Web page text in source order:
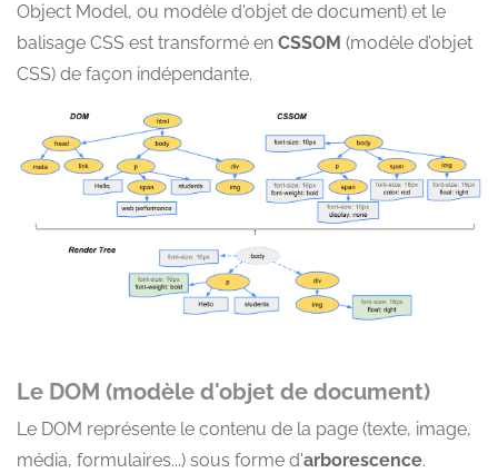
Object Model, ou modèle d'objet de document) et le
balisage CSS est transformé en CSSOM (modèle d’objet
CSS) de façon indépendante.
Le DOM (modèle d'objet de document)
Le DOM représente le contenu de la page (texte, image,
média, formulaires...) sous forme d'arborescence.